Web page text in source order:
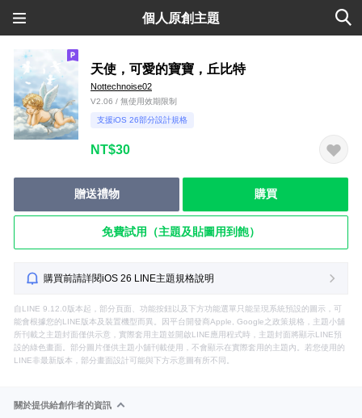
個人原創主題
天使，可愛的寶寶，丘比特
Nottechnoise02
V2.06 / 無使用效期限制
支援iOS 26部分設計規格
NT$30
贈送禮物 購買
免費試用（主題及貼圖用到飽）
購買前請詳閱iOS 26 LINE主題規格說明
自LINE 9.12.0版本起，部分頁面、功能按鈕以及下方功能選單只能呈現系統預設的圖示，可
能會根據您的LINE版本及裝置機型而異。因平台開發商Apple, Google之政策規格，主題小舖
所刊載之主題封面僅供示意，實際套用主題並開啟LINE應用程式時，主題封面將顯示LINE預
設的綠色畫面。部分圖片僅供主題小舖刊載使用，不會顯示在實際套用的主題內。若您使用的
LINE非最新版本，部分畫面設計可能與下方示意圖有所不同。
關於提供給創作者的資訊